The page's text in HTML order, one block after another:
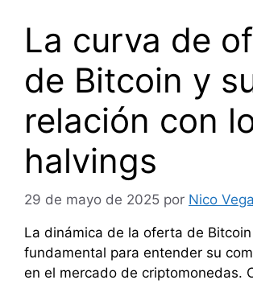
La curva de
de Bitcoin y
relación con
halvings
29 de mayo de 2025 por Nico Vega
La dinámica de la oferta de
fundamental para entender su
en el mercado de criptomonedas.